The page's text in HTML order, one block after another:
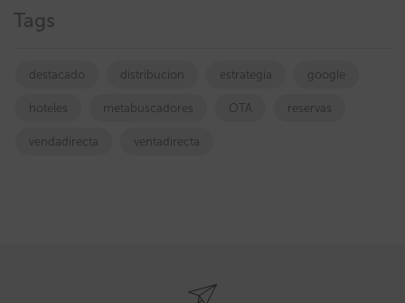
Tags
destacado distribucion estrategia google
hoteles metabuscadores OTA reservas
vendadirecta ventadirecta